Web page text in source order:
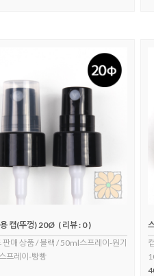
캡(뚜껑) 20Ø ( 리뷰 : 0 )
판매 상품 / 블랙 / 50ml스프레이-원기
프레이-빵빵